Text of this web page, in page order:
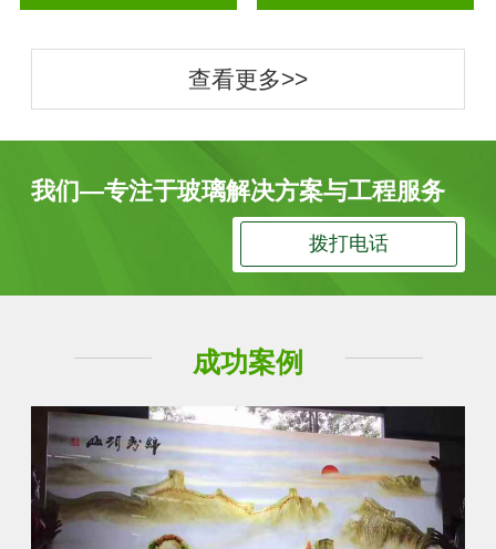
查看更多>>
我们—专注于玻璃解决方案与工程服务
拨打电话
成功案例